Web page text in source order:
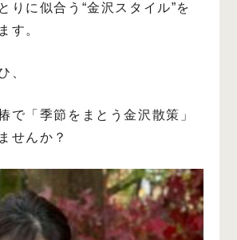
りに似合う“金沢スタイル”を
す。
、
で「季節をまとう金沢散策」
せんか？